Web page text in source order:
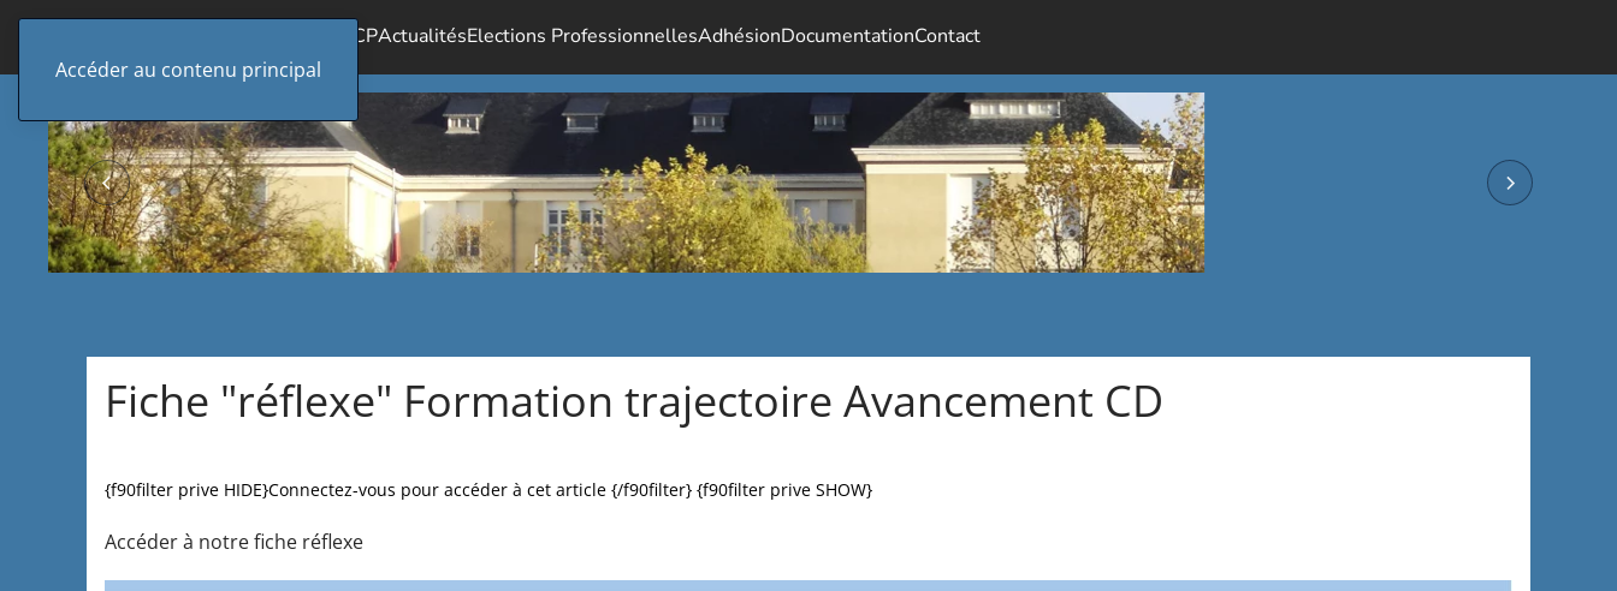
Accéder au contenu principal
Le SICPActualitésElections ProfessionnellesAdhésionDocumentationContact
Fiche "réflexe" Formation trajectoire Avancement CD
{f90filter prive HIDE}Connectez-vous pour accéder à cet article {/f90filter} {f90filter prive SHOW}
Accéder à notre fiche réflexe